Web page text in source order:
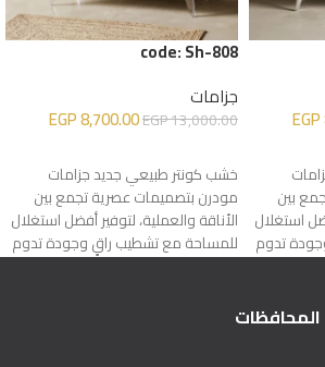
EGP
بين
استغلال
تدوم
code: Sh-808
جزامات
EGP13,000.00
EGP8,700.00
خشب كونتر طبيعي جديد جزامات
مودرن بتصميمات عصرية تجمع بين
الأناقة والعملية، لتوفير أفضل استغلال
للمساحة مع تشطيب راقٍ وجودة تدوم
لسنوات